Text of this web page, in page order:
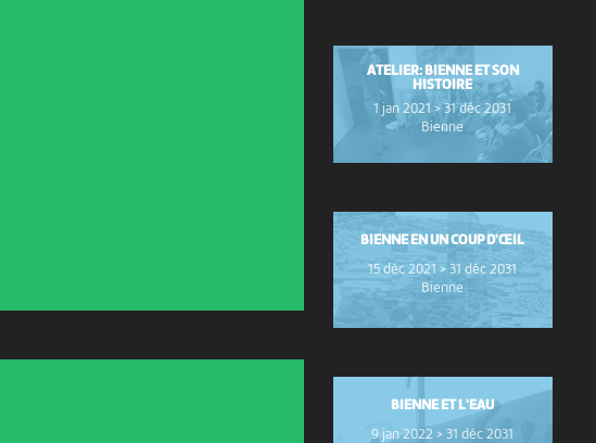
ATELIER: BIENNE ET SON
HISTOIRE
1 jan 2021 > 31 déc 2031
Bienne
BIENNE EN UN COUP D'ŒIL
15 déc 2021 > 31 déc 2031
Bienne
BIENNE ET L'EAU
9 jan 2022 > 31 déc 2031